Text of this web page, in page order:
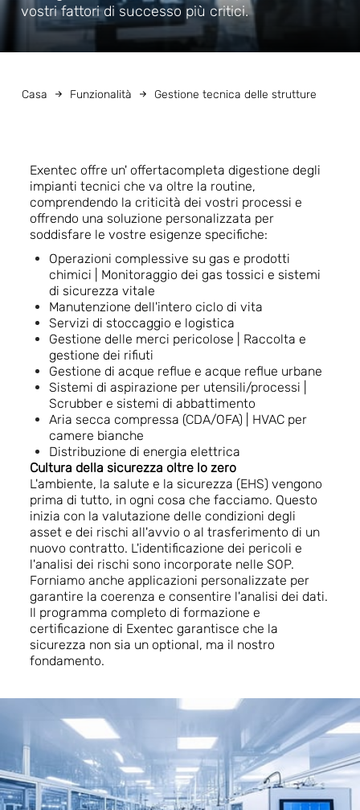
vostri fattori di successo più critici.
Casa Funzionalità Gestione tecnica delle strutture
Exentec offre un' offertacompleta digestione degli
impianti tecnici che va oltre la routine,
comprendendo la criticità dei vostri processi e
offrendo una soluzione personalizzata per
soddisfare le vostre esigenze specifiche:
Operazioni complessive su gas e prodotti
chimici | Monitoraggio dei gas tossici e sistemi
di sicurezza vitale
Manutenzione dell'intero ciclo di vita
Servizi di stoccaggio e logistica
Gestione delle merci pericolose | Raccolta e
gestione dei rifiuti
Gestione di acque reflue e acque reflue urbane
Sistemi di aspirazione per utensili/processi |
Scrubber e sistemi di abbattimento
Aria secca compressa (CDA/OFA) | HVAC per
camere bianche
Distribuzione di energia elettrica
Cultura della sicurezza oltre lo zero
L'ambiente, la salute e la sicurezza (EHS) vengono
prima di tutto, in ogni cosa che facciamo. Questo
inizia con la valutazione delle condizioni degli
asset e dei rischi all'avvio o al trasferimento di un
nuovo contratto. L'identificazione dei pericoli e
l'analisi dei rischi sono incorporate nelle SOP.
Forniamo anche applicazioni personalizzate per
garantire la coerenza e consentire l'analisi dei dati.
Il programma completo di formazione e
certificazione di Exentec garantisce che la
sicurezza non sia un optional, ma il nostro
fondamento.